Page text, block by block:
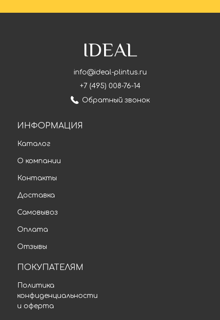
IDEAL
info@ideal-plintus.ru
+7 (495) 008-76-14
Обратный звонок
ИНФОРМАЦИЯ
Каталог
О компании
Контакты
Доставка
Самовывоз
Оплата
Отзывы
ПОКУПАТЕЛЯМ
Политика
конфиденциальности
и оферта